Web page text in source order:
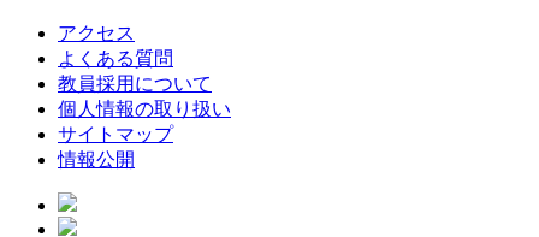
アクセス
よくある質問
教員採用について
個人情報の取り扱い
サイトマップ
情報公開